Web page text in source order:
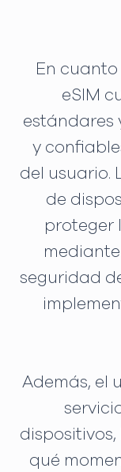
En
eSIM
estándares
y
del usuario.
de
proteger
seguridad
Además, el
qué